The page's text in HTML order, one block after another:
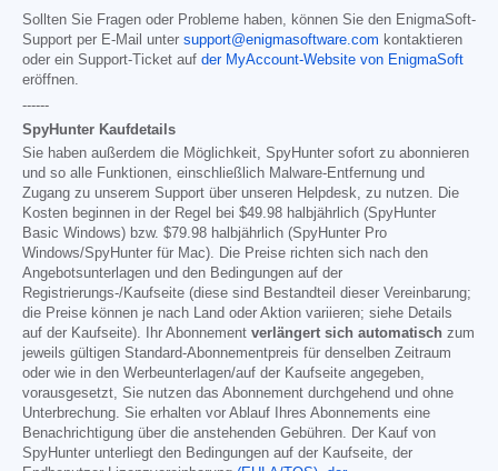
Sollten Sie Fragen oder Probleme haben, können Sie den EnigmaSoft-
Support per E-Mail unter support@enigmasoftware.com kontaktieren
oder ein Support-Ticket auf der MyAccount-Website von EnigmaSoft
eröffnen.
------
SpyHunter Kaufdetails
Sie haben außerdem die Möglichkeit, SpyHunter sofort zu abonnieren
und so alle Funktionen, einschließlich Malware-Entfernung und
Zugang zu unserem Support über unseren Helpdesk, zu nutzen. Die
Kosten beginnen in der Regel bei $49.98 halbjährlich (SpyHunter
Basic Windows) bzw. $79.98 halbjährlich (SpyHunter Pro
Windows/SpyHunter für Mac). Die Preise richten sich nach den
Angebotsunterlagen und den Bedingungen auf der
Registrierungs-/Kaufseite (diese sind Bestandteil dieser Vereinbarung;
die Preise können je nach Land oder Aktion variieren; siehe Details
auf der Kaufseite). Ihr Abonnement verlängert sich automatisch zum
jeweils gültigen Standard-Abonnementpreis für denselben Zeitraum
oder wie in den Werbeunterlagen/auf der Kaufseite angegeben,
vorausgesetzt, Sie nutzen das Abonnement durchgehend und ohne
Unterbrechung. Sie erhalten vor Ablauf Ihres Abonnements eine
Benachrichtigung über die anstehenden Gebühren. Der Kauf von
SpyHunter unterliegt den Bedingungen auf der Kaufseite, der